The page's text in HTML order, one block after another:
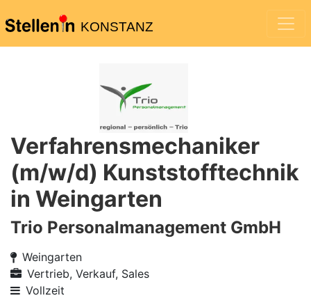
KONSTANZ
Verfahrensmechaniker
(m/w/d) Kunststofftechnik
in Weingarten
Trio Personalmanagement GmbH
Weingarten
Vertrieb, Verkauf, Sales
Vollzeit